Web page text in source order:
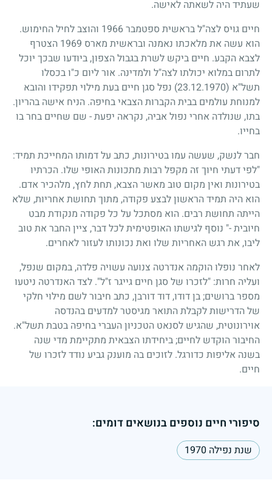
שעתיד היה לשאתה לאישה.
חיים גויס לצה"ל בראשית ספטמבר1966 והוצב לחיל החימוש.
הוא עשה את מלאכתו נאמנה ובראשית מארס 1969 הצטרף
לצבא הקבע. חיים ביקש לשרת בגבול הצפון, ביודעו שבכך יוכל
לתרום במלוא יכולתו לצה"ל ולמדינה. אור ליום כ"ו בכסלו
תשל"א (23.12.1970)
נפל סגן חיים בעת מילוי תפקידו והובא
למנוחת עולמים בבית הקברות הצבאי בחיפה. הניח אישה בהריון.
בתו, שנולדה אחרי נפול אביה, נקראה יפעת - שם שחיים בחר בו
בחייו.
חבר לנשק, שעשה עמו בטירונות, כתב על דמותו המחייכת תמיד:
"לפי דעתי חיוך זה מקפל רבות מתכונות האופי שלו. הכרתיו
בטירונות ואין מקום טוב מאשר הצבא, תחת לחץ, מלהכיר אדם.
הוא היה תמיד הראשון לבצע פקודה, מתוך תחושת אחריות, שלא
הייתה תחושת רבים. הוא מסתכל על כל פקודה מנקודת מבט
חיובית -" נוסף לגישתו האופטימית לכל דבר, ציין החבר את טוב
ליבו, את רגש האחריות שלו ואת נכונותו לעזור לאחרים.
לאחר נופלו הוקמה אנדרטה צנועה עשויה פלדה, במקום שנפל,
ועליה חרות: "לזכרו של סגן חיים גייגר ז"ל". לצד האנדרטה ניטעו
מספר ברושים; בן דודו, דוד דורבן, כתב חיבור לשם מילוי חלקי
של הדרישות לקבלת התואר מגיסטר למדעים בהנדסה
אוירונוטית, שהגיש לסנאט הטכניון העברי בחיפה בטבת תשל"א.
החיבור הוקדש לחיים; ביחידתו הצבאית מתקיימת מדי שנה
בשנה אליפות כדורגל. לזוכים בה מוענק גביע נודד לזכרו של
חיים.
סיפורי חיים נוספים בנושאים דומים:
שנת נפילה 1970